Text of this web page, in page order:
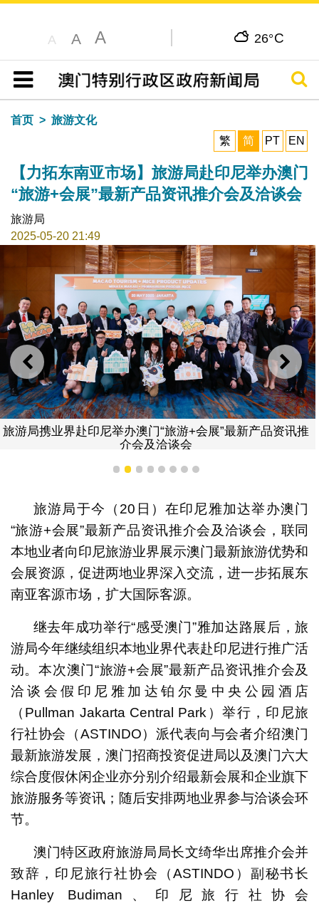
A A A 26°C
目录
搜寻
首页
旅游文化
繁
简 PT EN
【力拓东南亚市场】旅游局赴印尼举办澳门
“旅游+会展”最新产品资讯推介会及洽谈会
旅游局
2025-05-20 21:49
上一则 下一
旅游局携业界赴印尼举办澳门“旅游+会展”最新产品资讯推
介会及洽谈会
1 2 3 4 5 6 7 8
旅游局于今（20日）在印尼雅加达举办澳门
“旅游+会展”最新产品资讯推介会及洽谈会，联同
本地业者向印尼旅游业界展示澳门最新旅游优势和
会展资源，促进两地业界深入交流，进一步拓展东
南亚客源市场，扩大国际客源。
继去年成功举行“感受澳门”雅加达路展后，旅
游局今年继续组织本地业界代表赴印尼进行推广活
动。本次澳门“旅游+会展”最新产品资讯推介会及
洽谈会假印尼雅加达铂尔曼中央公园酒店
（Pullman Jakarta Central Park）举行，印尼旅
行社协会（ASTINDO）派代表向与会者介绍澳门
最新旅游发展，澳门招商投资促进局以及澳门六大
综合度假休闲企业亦分别介绍最新会展和企业旗下
旅游服务等资讯；随后安排两地业界参与洽谈会环
节。
澳门特区政府旅游局局长文绮华出席推介会并
致辞，印尼旅行社协会（ASTINDO）副秘书长
Hanley Budiman、印尼旅行社协会